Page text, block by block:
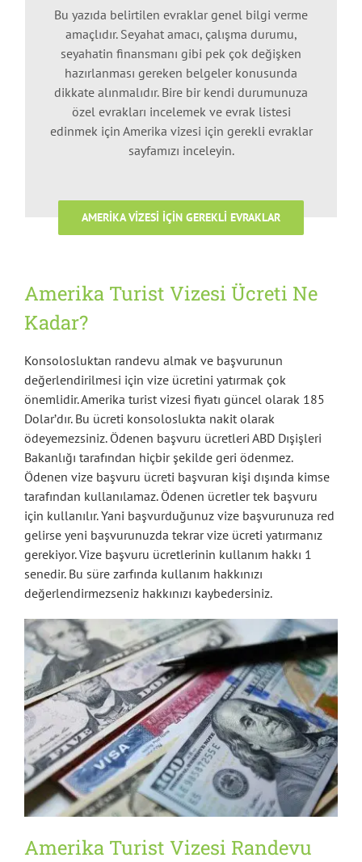
Bu yazıda belirtilen evraklar genel bilgi verme
amaçlıdır. Seyahat amacı, çalışma durumu,
seyahatin finansmanı gibi pek çok değişken
hazırlanması gereken belgeler konusunda
dikkate alınmalıdır. Bire bir kendi durumunuza
özel evrakları incelemek ve evrak listesi
edinmek için Amerika vizesi için gerekli evraklar
sayfamızı inceleyin.
AMERIKA VIZESI IÇIN GEREKLI EVRAKLAR
Amerika Turist Vizesi Ücreti Ne
Kadar?
Konsolosluktan randevu almak ve başvurunun
değerlendirilmesi için vize ücretini yatırmak çok
önemlidir. Amerika turist vizesi fiyatı güncel olarak 185
Dolar’dır. Bu ücreti konsoloslukta nakit olarak
ödeyemezsiniz. Ödenen başvuru ücretleri ABD Dışişleri
Bakanlığı tarafından hiçbir şekilde geri ödenmez.
Ödenen vize başvuru ücreti başvuran kişi dışında kimse
tarafından kullanılamaz. Ödenen ücretler tek başvuru
için kullanılır. Yani başvurduğunuz vize başvurunuza red
gelirse yeni başvurunuzda tekrar vize ücreti yatırmanız
gerekiyor. Vize başvuru ücretlerinin kullanım hakkı 1
senedir. Bu süre zarfında kullanım hakkınızı
değerlendirmezseniz hakkınızı kaybedersiniz.
Amerika Turist Vizesi Randevu